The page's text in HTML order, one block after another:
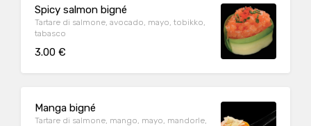
Spicy salmon bigné
Tartare di salmone, avocado, mayo, tobikko,
tabasco
3.00 €
Manga bigné
Tartare di salmone, mango, mayo, mandorle,